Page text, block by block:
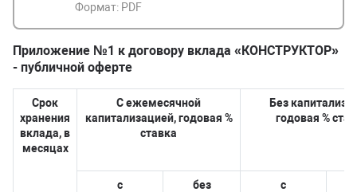
Формат: PDF
Приложение №1 к договору вклада «КОНСТРУКТОР»
- публичной оферте
Срок
хранения
вклада, в
месяцах
С ежемесячной
капитализацией, годовая %
ставка
Без
годовая %
с
без
с